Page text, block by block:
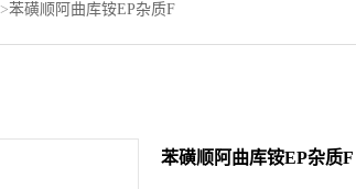
>苯磺顺阿曲库铵EP杂质F
苯磺顺阿曲库铵EP杂质F